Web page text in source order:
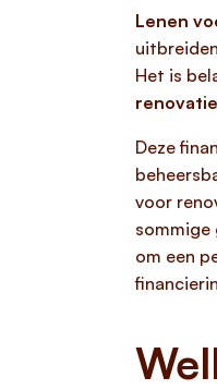
Lenen
Het is
Deze
voor
sommige
om een